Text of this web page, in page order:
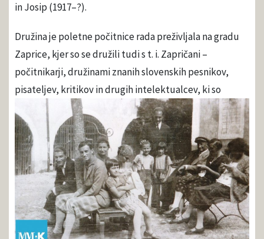
in Josip (1917–?).
Družina je poletne počitnice rada preživljala na gradu
Zaprice, kjer so se družili tudi s t. i. Zapričani –
počitnikarji, družinami znanih slovenskih pesnikov,
pisateljev, kritikov in drugih intelektualcev, ki so